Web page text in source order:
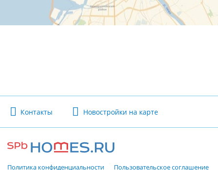
Контакты Новостройки на карте
Политика конфиденциальности Пользовательское соглашение